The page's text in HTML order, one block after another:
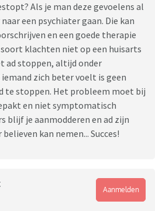
Als je man deze gevoelens al
een psychiater gaan. Die kan
en een goede therapie
klachten niet op een huisarts
ad stoppen, altijd onder
zich beter voelt is geen
te stoppen. Het probleem moet bij
en niet symptomatisch
blijf je aanmodderen en ad zijn
kan nemen... Succes!
Aanmelden